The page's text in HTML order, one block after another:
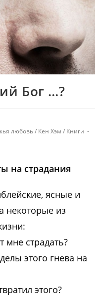
Бог …?
любовь / Кен Хэм / Книги
на страдания
ясные и
некоторые из
страдать?
этого гнева на
этого?